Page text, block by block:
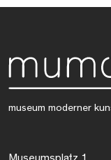
museum moderner